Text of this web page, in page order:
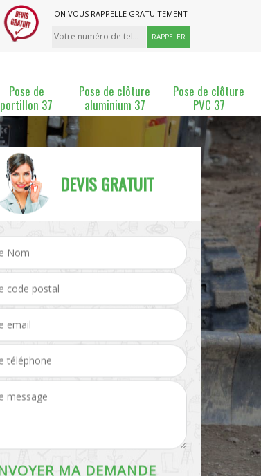
ON VOUS RAPPELLE GRATUITEMENT
Pose de
portillon 37
Pose de clôture
aluminium 37
Pose de clôture
PVC 37
Pose et changement de Pose de grillage 37
DEVIS GRATUIT